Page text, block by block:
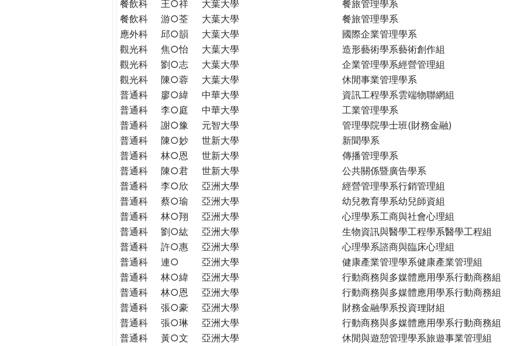
餐飲科 王○祥 大葉大學
餐旅管理學系
餐飲科
游○荃 大葉大學
餐旅管理學系
應外科
邱○韻 大葉大學
國際企業管理學系
觀光科
焦○怡 大葉大學
造形藝術學系藝術創作組
觀光科
劉○志 大葉大學
企業管理學系經營管理組
觀光科
陳○蓉 大葉大學
休閒事業管理學系
普通科
廖○緯 中華大學
資訊工程學系雲端物聯網組
普通科
李○庭 中華大學
工業管理學系
普通科
謝○豫 元智大學
管理學院學士班(財務金融)
普通科
陳○妙 世新大學
新聞學系
普通科
林○恩 世新大學
傳播管理學系
普通科
陳○君 世新大學
公共關係暨廣告學系
普通科
李○欣 亞洲大學
經營管理學系行銷管理組
普通科
蔡○瑜 亞洲大學
幼兒教育學系幼兒師資組
普通科
林○翔 亞洲大學
心理學系工商與社會心理組
普通科
劉○紘 亞洲大學
生物資訊與醫學工程學系醫學工程組
普通科
許○惠 亞洲大學
心理學系諮商與臨床心理組
普通科
連○ 亞洲大學
健康產業管理學系健康產業管理組
普通科
林○緯 亞洲大學
行動商務與多媒體應用學系行動商務組
普通科
林○恩 亞洲大學
行動商務與多媒體應用學系行動商務組
普通科
張○豪 亞洲大學
財務金融學系投資理財組
普通科
張○琳 亞洲大學
行動商務與多媒體應用學系行動商務組
普通科
黃○文 亞洲大學
休閒與遊憩管理學系旅遊事業管理組